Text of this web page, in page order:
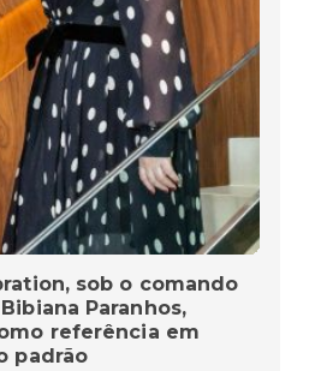
sob o comando
Paranhos,
referência em
padrão